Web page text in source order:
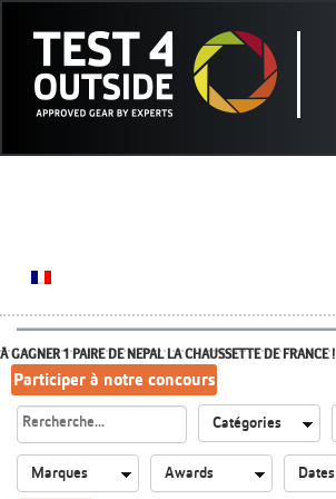
À GAGNER 1 PAIRE DE NEPAL LA CHAUSSETTE DE FRANCE !
Participer à notre concours